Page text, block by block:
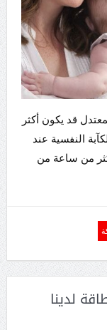
قد يكون أكثر
النفسية عند
من ساعة من
لدينا